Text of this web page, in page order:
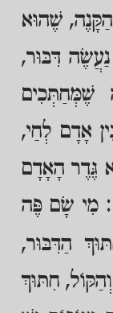
שֶׁהוּא
דִּבּוּר,
שֶׁמְּחַתְּכִים
אָדָם לְחַי,
גֶּדֶר הָאָדָם
: מִי שָׂם פֶּה
הַדִּבּוּר,
חִתּוּךְ